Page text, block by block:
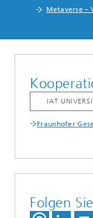
Metaverse –
Fraunhofer
Folgen